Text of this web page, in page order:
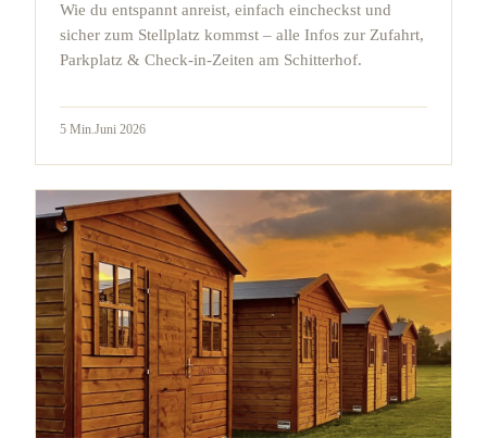
Wie du entspannt anreist, einfach eincheckst und
sicher zum Stellplatz kommst – alle Infos zur Zufahrt,
Parkplatz & Check-in-Zeiten am Schitterhof.
5 Min. Juni 2026